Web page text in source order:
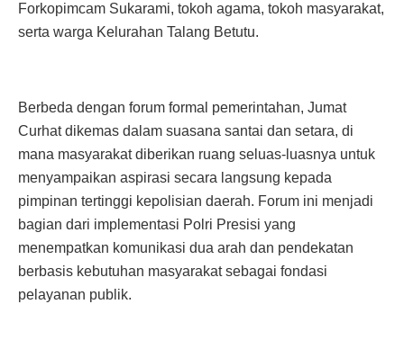
Forkopimcam Sukarami, tokoh agama, tokoh masyarakat,
serta warga Kelurahan Talang Betutu.
Berbeda dengan forum formal pemerintahan, Jumat
Curhat dikemas dalam suasana santai dan setara, di
mana masyarakat diberikan ruang seluas-luasnya untuk
menyampaikan aspirasi secara langsung kepada
pimpinan tertinggi kepolisian daerah. Forum ini menjadi
bagian dari implementasi Polri Presisi yang
menempatkan komunikasi dua arah dan pendekatan
berbasis kebutuhan masyarakat sebagai fondasi
pelayanan publik.